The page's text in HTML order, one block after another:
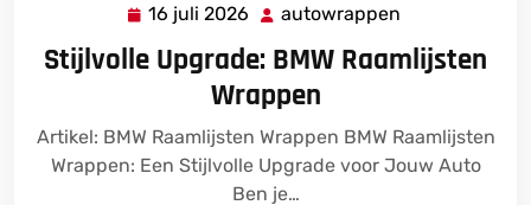
16 juli 2026 16
2026
autowrappen
Stijlvolle Upgrade: BMW Raamlijsten
Wrappen
Artikel: BMW Raamlijsten Wrappen BMW Raamlijsten
Wrappen: Een Stijlvolle Upgrade voor Jouw Auto
Ben je…